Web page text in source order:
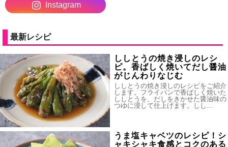
Instagram
最新レシピ
ししとうの焼き浸しのレシ
ピ。香ばしく焼いてだし醤油
がじんわりなじむ
ししとうの焼き浸しのレシピをご紹介
します。フライパンで香ばしく焼いた
ししとうを、だしをきかせた醤油味の
つゆに浸して仕上げます。しし…
うま塩キャベツのレシピ！シ
ャキシャキ食感とコクのある